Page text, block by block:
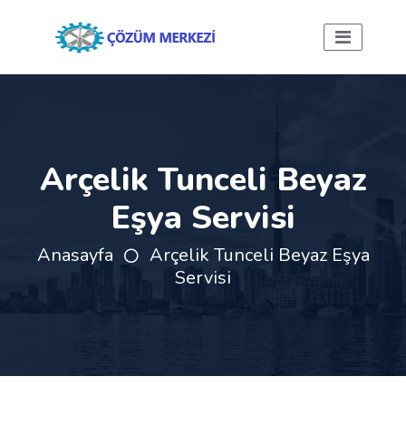
Arçelik Tunceli Beyaz
Eşya Servisi
Anasayfa
Arçelik Tunceli Beyaz Eşya
Servisi